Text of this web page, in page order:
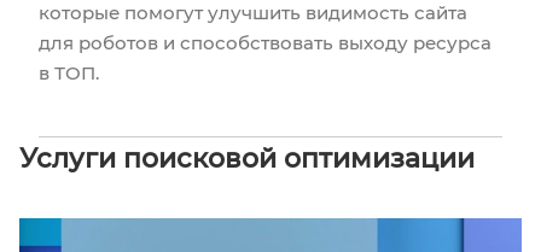
которые помогут улучшить видимость сайта
для роботов и способствовать выходу ресурса
в ТОП.
Услуги поисковой оптимизации